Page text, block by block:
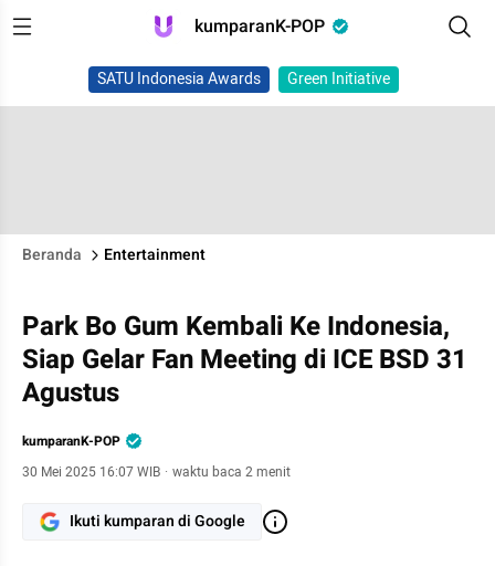
kumparanK-POP
SATU Indonesia Awards Green Initiative
Beranda Entertainment
Park Bo Gum Kembali Ke Indonesia,
Siap Gelar Fan Meeting di ICE BSD 31
Agustus
kumparanK-POP
30 Mei 2025 16:07 WIB · waktu baca 2 menit
Ikuti kumparan di Google